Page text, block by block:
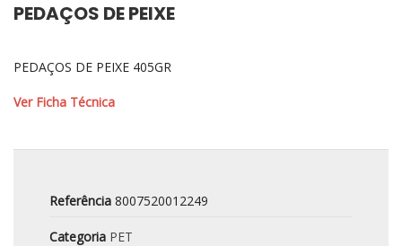
PEDAÇOS DE PEIXE
PEDAÇOS DE PEIXE 405GR
Ver Ficha Técnica
Referência 8007520012249
Categoria PET